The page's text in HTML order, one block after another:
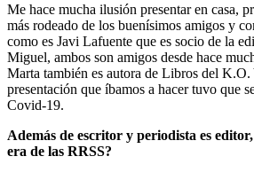
Me hace mucha ilusión presentar en casa,
más rodeado de los buenísimos amigos y
como es Javi Lafuente que es socio de la
Miguel, ambos son amigos desde hace
Marta también es autora de Libros del K.O.
presentación que íbamos a hacer tuvo que
Covid-19.
Además de escritor y periodista es
era de las RRSS?